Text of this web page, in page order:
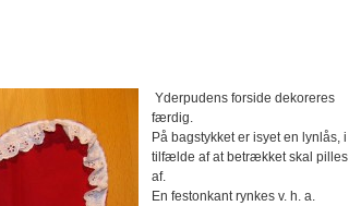
Yderpudens forside dekoreres
færdig.
På bagstykket er isyet en lynlås, i
tilfælde af at betrækket skal pilles
af.
En festonkant rynkes v. h. a.